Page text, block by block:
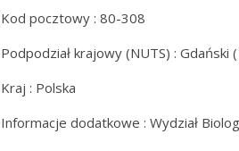
Kod pocztowy : 80-308
Podpodział krajowy (NUTS) : Gdański
Kraj : Polska
Informacje dodatkowe : Wydział